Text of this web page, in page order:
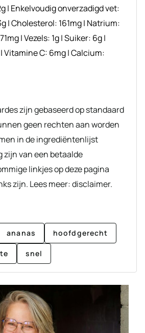
g| Enkelvoudig onverzadigd vet:
g|Cholesterol: 161mg| Natrium:
mg|Vezels: 1g|Suiker: 6g|
|Vitamine C: 6mg|Calcium:
geen rechten aan worden
in de ingrediëntenlijst
zijn van een betaalde
linkjes op deze pagina
zijn. Lees meer: disclaimer.
ananas hoofdgerecht
snel